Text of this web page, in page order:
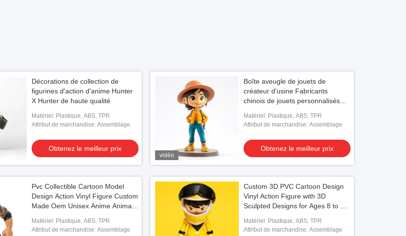
Décorations de collection de
figurines d'action d'anime Hunter
X Hunter de haute qualité
Matériel: Plastique, ABS, TPR
Attribut de marchandise: Assemblage
Obtenez le meilleur prix
vidéo
Boîte aveugle de jouets de
créateur d'usine Fabricants
chinois de jouets personnalisés
garçons
Matériel: Plastique, ABS, TPR
Attribut de marchandise: Assemblage
Obtenez le meilleur prix
Pvc Collectible Cartoon Model
Design Action Vinyl Figure Custom
Made Oem Unisex Anime Animal
Toy
Matériel: Plastique, ABS, TPR
Attribut de marchandise: Assemblage
Custom 3D PVC Cartoon Design
Vinyl Action Figure with 3D
Sculpted Designs for Ages 8 to 13
Matériel: Plastique, ABS, TPR
Attribut de marchandise: Assemblage